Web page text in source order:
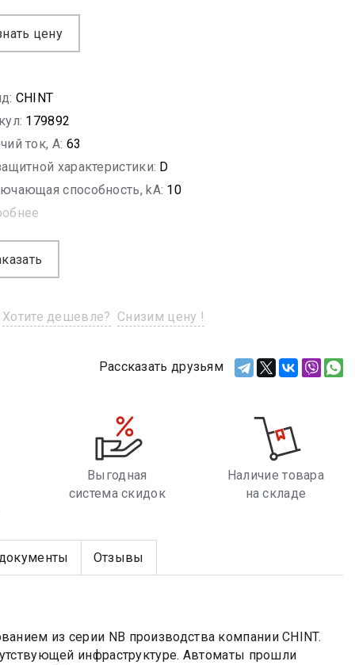
цену
CHINT
179892
ток, A: 63
характеристики: D
способность, kA: 10
Хотите дешевле? Снизим цену !
Рассказать друзьям
Выгодная
система скидок
Наличие товара
на складе
Отзывы
из серии NB производства компании CHINT.
инфраструктуре. Автоматы прошли